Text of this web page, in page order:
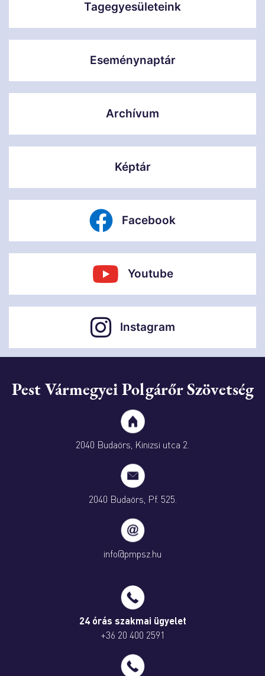
Tagegyesületeink
Eseménynaptár
Archívum
Képtár
Facebook
Youtube
Instagram
Pest Vármegyei Polgárőr Szövetség
2040 Budaörs, Kinizsi utca 2.
2040 Budaörs, Pf. 525.
info@pmpsz.hu
24 órás szakmai ügyelet
+36 20 400 2591